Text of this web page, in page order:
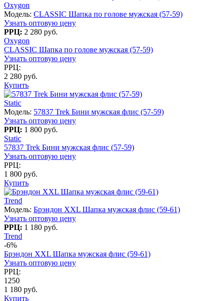
Oxygon
Модель: CLASSIC Шапка по голове мужская (57-59)
Узнать оптовую цену
РРЦ: 2 280 руб.
Oxygon
CLASSIC Шапка по голове мужская (57-59)
Узнать оптовую цену
РРЦ:
2 280 руб.
Купить
Static
Модель: 57837 Trek Бини мужская флис (57-59)
Узнать оптовую цену
РРЦ: 1 800 руб.
Static
57837 Trek Бини мужская флис (57-59)
Узнать оптовую цену
РРЦ:
1 800 руб.
Купить
Trend
Модель: Брэндон XXL Шапка мужская флис (59-61)
Узнать оптовую цену
РРЦ: 1 180 руб.
Trend
-6%
Брэндон XXL Шапка мужская флис (59-61)
Узнать оптовую цену
РРЦ:
1250
1 180 руб.
Купить